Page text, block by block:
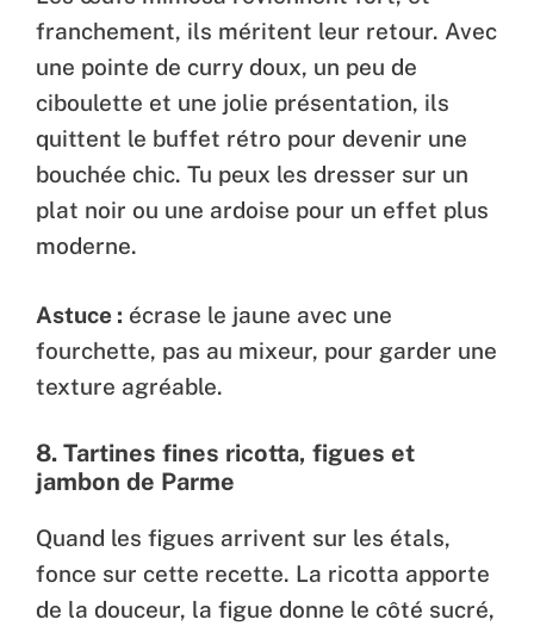
franchement, ils méritent leur retour. Avec
une pointe de curry doux, un peu de
ciboulette et une jolie présentation, ils
quittent le buffet rétro pour devenir une
bouchée chic. Tu peux les dresser sur un
plat noir ou une ardoise pour un effet plus
moderne.
Astuce : écrase le jaune avec une
fourchette, pas au mixeur, pour garder une
texture agréable.
8. Tartines fines ricotta, figues et
jambon de Parme
Quand les figues arrivent sur les étals,
fonce sur cette recette. La ricotta apporte
de la douceur, la figue donne le côté sucré,